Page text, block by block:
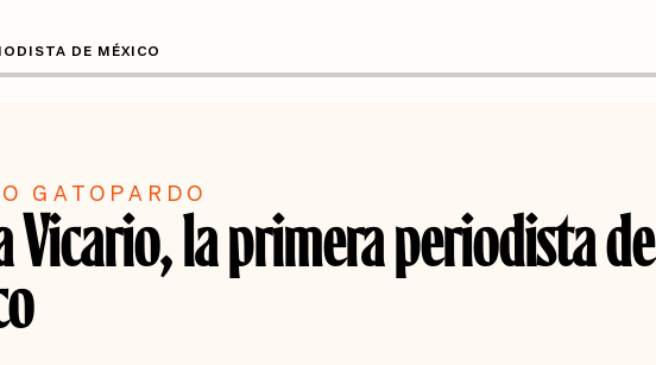
DE MÉXICO
GATOPARDO
Vicario, la primera periodista de